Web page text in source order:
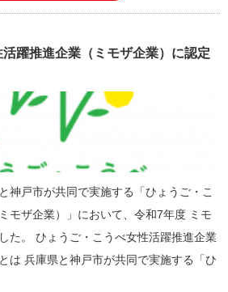
躍推進企業（ミモザ企業）に認定
神戸市が共同で実施する「ひょうご・こ
モザ企業）」において、令和7年度 ミモ
た。 ひょうご・こうべ女性活躍推進企業
は 兵庫県と神戸市が共同で実施する「ひ